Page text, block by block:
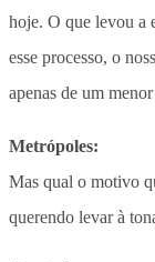
hoje. O que levou a
esse processo, o
apenas de um
Metrópoles:
Mas qual o motivo
querendo levar à